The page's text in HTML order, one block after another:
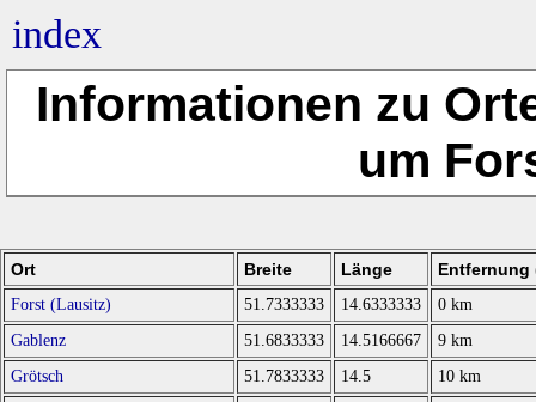
index
Informationen zu
um
Ort Breite Länge
Forst (Lausitz) 51.7333333 14.6333333
0 km
Gablenz
51.6833333 14.5166667
9 km
Grötsch
51.7833333 14.5
10 km